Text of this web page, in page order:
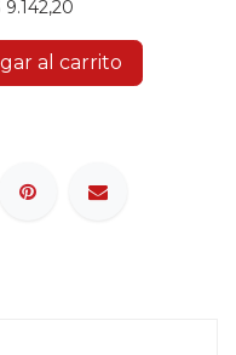
9.142,20
al carrito